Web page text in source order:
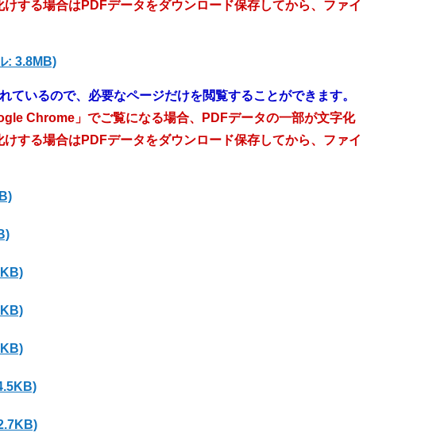
する場合はPDFデータをダウンロード保存してから、ファイ
: 3.8MB)
ているので、必要なページだけを閲覧することができます。
Chrome」でご覧になる場合、PDFデータの一部が文字化
する場合はPDFデータをダウンロード保存してから、ファイ